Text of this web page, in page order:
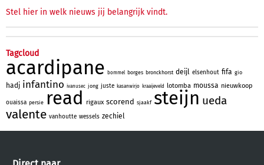
Stel hier in welk nieuws jij belangrijk vindt.
Tagcloud
acardipane bommel borges bronckhorst deijl elsenhout fifa gio
hadj infantino ivanusec jong juste kasanwirjo kraaijeveld lotomba moussa nieuwkoop
ouaissa persie read rigaux scorend sjaakf steijn ueda
valente vanhoutte wessels zechiel